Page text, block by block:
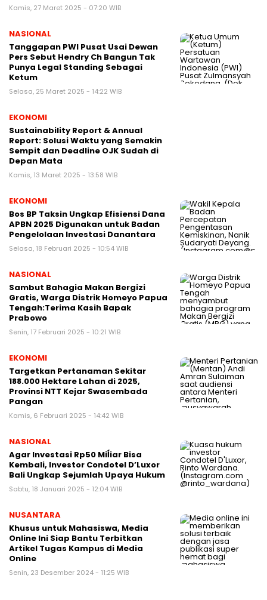
Kamis, 27 Maret 2025 - 07:20 WIB
NASIONAL
Tanggapan PWI Pusat Usai Dewan
Pers Sebut Hendry Ch Bangun Tak
Punya Legal Standing Sebagai
Ketum
Selasa, 25 Maret 2025 - 14:22 WIB
EKONOMI
Sustainability Report & Annual
Report: Solusi Waktu yang Semakin
Sempit dan Deadline OJK Sudah di
Depan Mata
Kamis, 13 Maret 2025 - 13:58 WIB
EKONOMI
Bos BP Taksin Ungkap Efisiensi Dana
APBN 2025 Digunakan untuk Badan
Pengelolaan Investasi Danantara
Selasa, 18 Februari 2025 - 10:54 WIB
NASIONAL
Sambut Bahagia Makan Bergizi
Gratis, Warga Distrik Homeyo Papua
Tengah:Terima Kasih Bapak
Prabowo
Senin, 17 Februari 2025 - 10:21 WIB
EKONOMI
Targetkan Pertanaman Sekitar
188.000 Hektare Lahan di 2025,
Provinsi NTT Kejar Swasembada
Pangan
Kamis, 6 Februari 2025 - 14:42 WIB
NASIONAL
Agar Investasi Rp50 Miĺiar Bisa
Kembali, Investor Condotel D’Luxor
Bali Ungkap Sejumlah Upaya Hukum
Sabtu, 18 Januari 2025 - 12:04 WIB
NUSANTARA
Khusus untuk Mahasiswa, Media
Online Ini Siap Bantu Terbitkan
Artikel Tugas Kampus di Media
Online
Senin, 23 Desember 2024 - 11:25 WIB